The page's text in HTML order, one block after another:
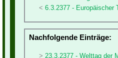
6.3.2377 - Europäischer
Nachfolgende Einträge:
23.3.2377 - Welttag der